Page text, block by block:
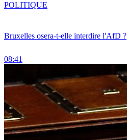
Bruxelles osera-t-elle interdire l'AfD ?
08:41
POLITIQUE